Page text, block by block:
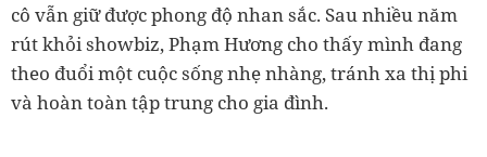
cô vẫn giữ được phong độ nhan sắc. Sau nhiều năm
rút khỏi showbiz, Phạm Hương cho thấy mình đang
theo đuổi một cuộc sống nhẹ nhàng, tránh xa thị phi
và hoàn toàn tập trung cho gia đình.